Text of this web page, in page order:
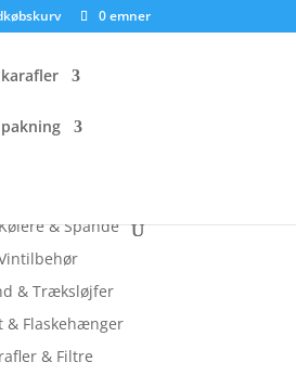
0 emner
& Spande
& Træksløjfer
& Flaskehænger
& Filtre